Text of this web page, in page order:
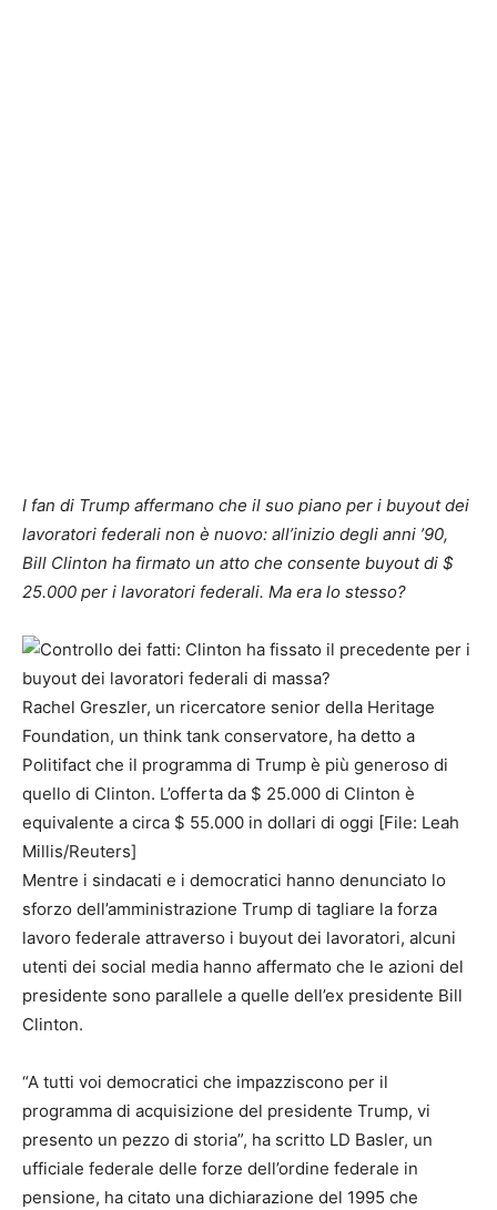
I fan di Trump affermano che il suo piano per i buyout dei
lavoratori federali non è nuovo: all’inizio degli anni ’90,
Bill Clinton ha firmato un atto che consente buyout di $
25.000 per i lavoratori federali. Ma era lo stesso?
Rachel Greszler, un ricercatore senior della Heritage
Foundation, un think tank conservatore, ha detto a
Politifact che il programma di Trump è più generoso di
quello di Clinton. L’offerta da $ 25.000 di Clinton è
equivalente a circa $ 55.000 in dollari di oggi [File: Leah
Millis/Reuters]
Mentre i sindacati e i democratici hanno denunciato lo
sforzo dell’amministrazione Trump di tagliare la forza
lavoro federale attraverso i buyout dei lavoratori, alcuni
utenti dei social media hanno affermato che le azioni del
presidente sono parallele a quelle dell’ex presidente Bill
Clinton.
“A tutti voi democratici che impazziscono per il
programma di acquisizione del presidente Trump, vi
presento un pezzo di storia”, ha scritto LD Basler, un
ufficiale federale delle forze dell’ordine federale in
pensione, ha citato una dichiarazione del 1995 che